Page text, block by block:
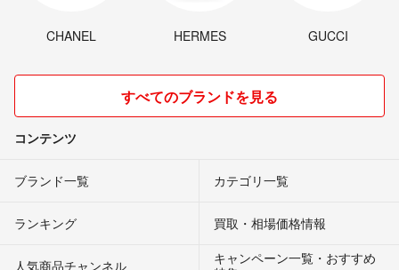
CHANEL HERMES GUCCI
すべてのブランドを見る
コンテンツ
ブランド一覧 カテゴリ一覧
ランキング 買取・相場価格情報
人気商品チャンネル
キャンペーン一覧・おすすめ